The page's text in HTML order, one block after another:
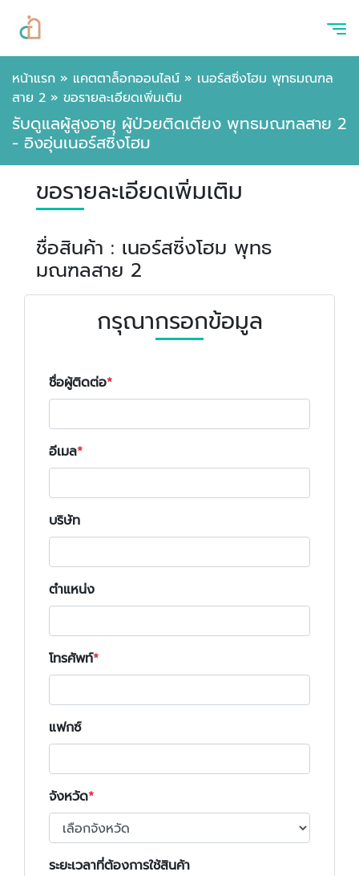
หน้าแรก » แคตตาล็อกออนไลน์ » เนอร์สซิ่งโฮม พุทธมณฑล
สาย 2 » ขอรายละเอียดเพิ่มเติม
รับดูแลผู้สูงอายุ ผู้ป่วยติดเตียง พุทธมณฑลสาย 2
- อิงอุ่นเนอร์สซิ่งโฮม
ขอรายละเอียดเพิ่มเติม
ชื่อสินค้า : เนอร์สซิ่งโฮม พุทธ
มณฑลสาย 2
กรุณากรอกข้อมูล
ชื่อผู้ติดต่อ
อีเมล
บริษัท
ตำแหน่ง
โทรศัพท์
แฟกซ์
จังหวัด
ระยะเวลาที่ต้องการใช้สินค้า